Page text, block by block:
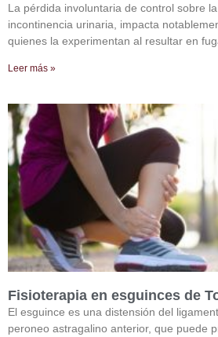
La pérdida involuntaria de control sobre
incontinencia urinaria, impacta
quienes la experimentan al resultar en
Leer más »
Fisioterapia en esguinces de
El esguince es una distensión del
peroneo astragalino anterior, que puede